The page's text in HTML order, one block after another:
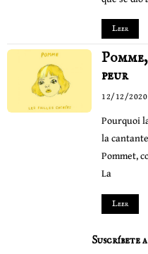
Leer
peur
12/12/2020
Pourquoi
la
Pommet,
La
Leer
Suscríbete